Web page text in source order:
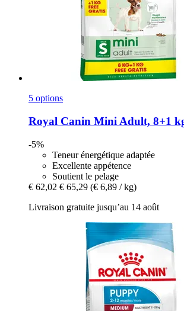
5 options
Royal Canin Mini Adult, 8+1
-5%
Teneur énergétique adaptée
Excellente appétence
Soutient le pelage
€ 62,02 € 65,29 (€ 6,89 / kg)
Livraison gratuite jusqu’au 14 août